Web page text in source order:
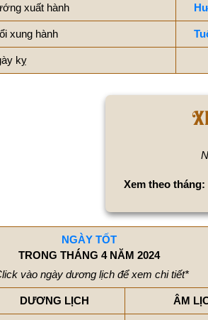
xuất hành
xung hành
kỵ
Xem theo tháng:
NGÀY TỐT
TRONG THÁNG 4 NĂM 2024
vào ngày dương lịch để xem chi tiết*
DƯƠNG LỊCH ÂM